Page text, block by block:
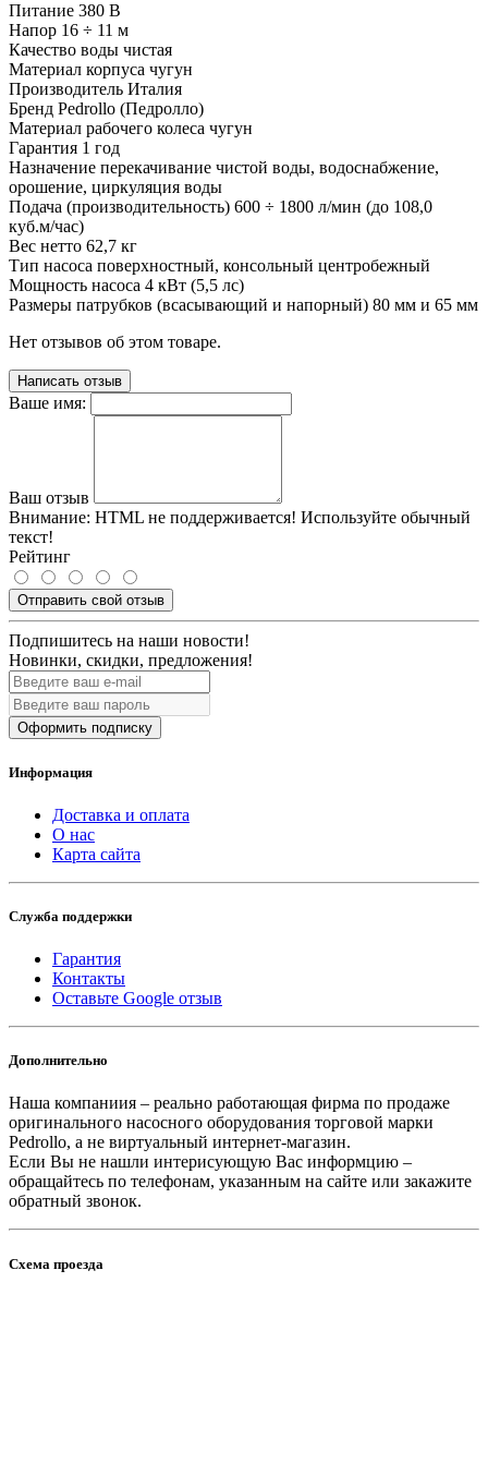
Питание 380 В
Напор 16 ÷ 11 м
Качество воды чистая
Материал корпуса чугун
Производитель Италия
Бренд Pedrollo (Педролло)
Материал рабочего колеса чугун
Гарантия 1 год
Назначение перекачивание чистой воды, водоснабжение,
орошение, циркуляция воды
Подача (производительность) 600 ÷ 1800 л/мин (до 108,0
куб.м/час)
Вес нетто 62,7 кг
Тип насоса поверхностный, консольный центробежный
Мощность насоса 4 кВт (5,5 лс)
Размеры патрубков (всасывающий и напорный) 80 мм и 65 мм
Нет отзывов об этом товаре.
Написать отзыв
Ваше имя:
Ваш отзыв
Внимание: HTML не поддерживается! Используйте обычный
текст!
Рейтинг
Отправить свой отзыв
Подпишитесь на наши новости!
Новинки, скидки, предложения!
Оформить подписку
Информация
Доставка и оплата
О нас
Карта сайта
Служба поддержки
Гарантия
Контакты
Оставьте Google отзыв
Дополнительно
Наша компаниия – реально работающая фирма по продаже
оригинального насосного оборудования торговой марки
Pedrollo, а не виртуальный интернет-магазин.
Если Вы не нашли интерисующую Вас информцию –
обращайтесь по телефонам, указанным на сайте или закажите
обратный звонок.
Схема проезда